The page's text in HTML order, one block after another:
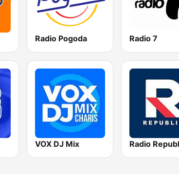
Radio Pogoda Radio 7
VOX DJ Mix Radio